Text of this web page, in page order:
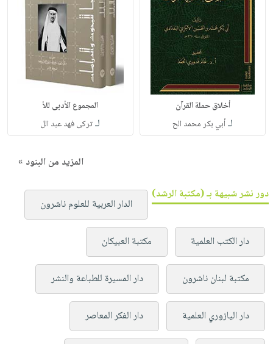
أخلاق حملة القرآن
لـأبي بكر محمد الح
المجموع الأدبى للأ
لـتركى فهد عبد الل
المزيد من البنود »
دور نشر شبيهة بـ (مكتبة الرشد)
الدار العربية للعلوم ناشرون
دار الكتب العلمية مكتبة العبيكان
مكتبة لبنان ناشرون دار المسيرة للطباعة والنشر
دار اليازوري العلمية دار الفكر المعاصر